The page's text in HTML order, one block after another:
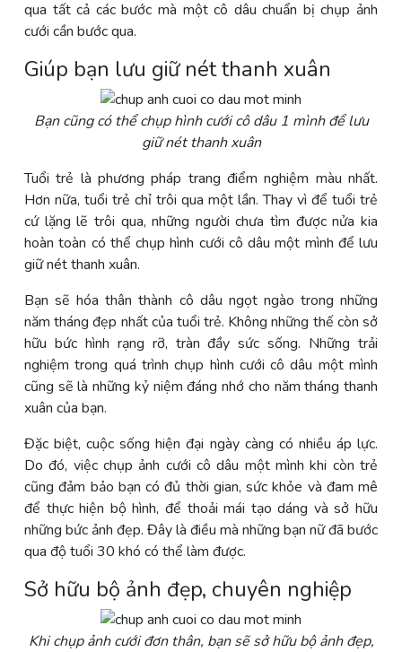
qua tất cả các bước mà một cô dâu chuẩn bị chụp ảnh
cưới cần bước qua.
Giúp bạn lưu giữ nét thanh xuân
Bạn cũng có thể chụp hình cưới cô dâu 1 mình để lưu
giữ nét thanh xuân
Tuổi trẻ là phương pháp trang điểm nghiệm màu nhất.
Hơn nữa, tuổi trẻ chỉ trôi qua một lần. Thay vì để tuổi trẻ
cứ lặng lẽ trôi qua, những người chưa tìm được nửa kia
hoàn toàn có thể chụp hình cưới cô dâu một mình để lưu
giữ nét thanh xuân.
Bạn sẽ hóa thân thành cô dâu ngọt ngào trong những
năm tháng đẹp nhất của tuổi trẻ. Không những thế còn sở
hữu bức hình rạng rỡ, tràn đầy sức sống. Những trải
nghiệm trong quá trình chụp hình cưới cô dâu một mình
cũng sẽ là những kỷ niệm đáng nhớ cho năm tháng thanh
xuân của bạn.
Đặc biệt, cuộc sống hiện đại ngày càng có nhiều áp lực.
Do đó, việc chụp ảnh cưới cô dâu một mình khi còn trẻ
cũng đảm bảo bạn có đủ thời gian, sức khỏe và đam mê
để thực hiện bộ hình, để thoải mái tạo dáng và sở hữu
những bức ảnh đẹp. Đây là điều mà những bạn nữ đã bước
qua độ tuổi 30 khó có thể làm được.
Sở hữu bộ ảnh đẹp, chuyên nghiệp
Khi chụp ảnh cưới đơn thân, bạn sẽsở hữu bộ ảnh đẹp,